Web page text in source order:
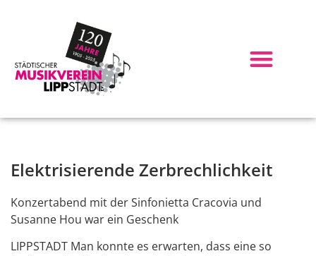
Elektrisierende Zerbrechlichkeit
Konzertabend mit der Sinfonietta Cracovia und
Susanne Hou war ein Geschenk
LIPPSTADT Man konnte es erwarten, dass eine so